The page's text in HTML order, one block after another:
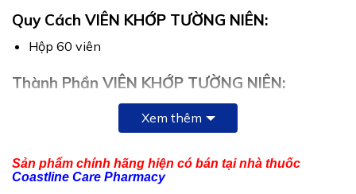
Quy Cách VIÊN KHỚP TƯỜNG NIÊN:
Hộp 60 viên
Thành Phần VIÊN KHỚP TƯỜNG NIÊN:
Cho 1 viên nang cứng 650mg chứa:
Cao Dây Đau Xương:
……………………………………………….100mg
Cao Vuốt Quỷ:…………………………………………………………..80mg
Xem thêm
Sản phẩm chính hãng hiện có bán tại nhà thuốc
Coastline Care Pharmacy